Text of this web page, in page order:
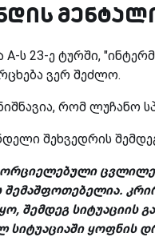
A-ს 23-ე ტურში,
ვერ შეძლო.
რომ ლუჩანო
შეხვედრის
შემაშფოთებელია.
შემდეგ სიტუაციის
სიტუაციაში ყოფნის